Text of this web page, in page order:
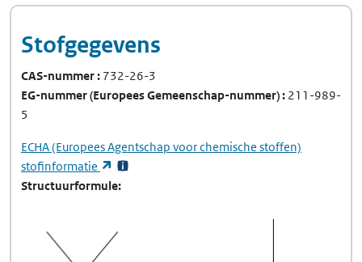
Stofgegevens
CAS-nummer 732-26-3
EG-nummer(Europees Gemeenschap-nummer) 211-989-
5
ECHA(Europees Agentschap voor chemische stoffen)
stofinformatie
(opent in een nieuw tabblad)
Structuurformule